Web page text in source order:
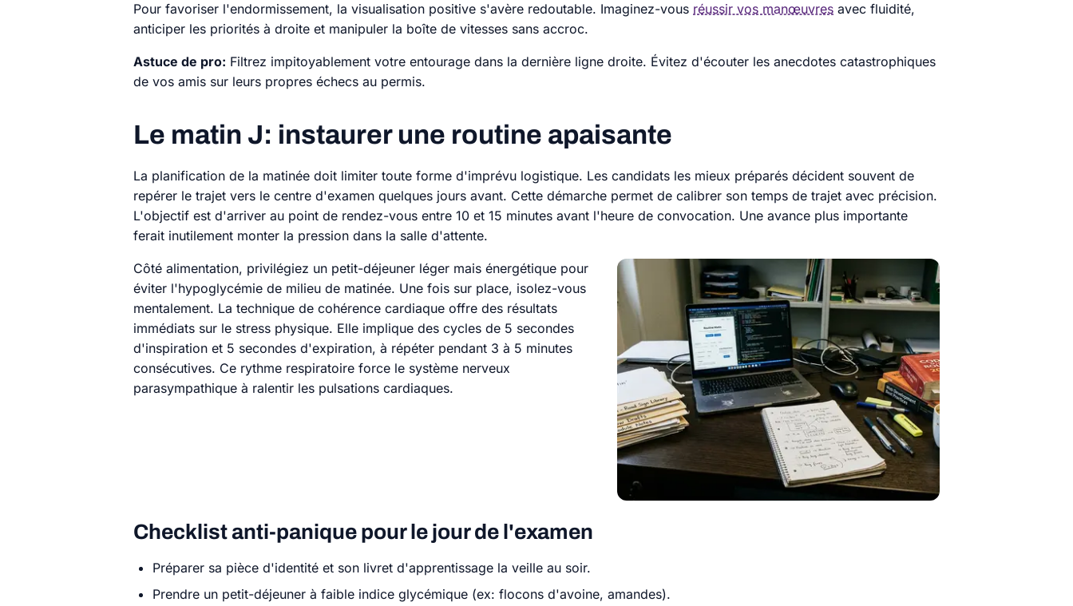
Pour favoriser l'endormissement, la visualisation positive s'avère redoutable. Imaginez-vous réussir vos manœuvres avec fluidité,
anticiper les priorités à droite et manipuler la boîte de vitesses sans accroc.
Astuce de pro: Filtrez impitoyablement votre entourage dans la dernière ligne droite. Évitez d'écouter les anecdotes catastrophiques
de vos amis sur leurs propres échecs au permis.
Le matin J: instaurer une routine apaisante
La planification de la matinée doit limiter toute forme d'imprévu logistique. Les candidats les mieux préparés décident souvent de
repérer le trajet vers le centre d'examen quelques jours avant. Cette démarche permet de calibrer son temps de trajet avec précision.
L'objectif est d'arriver au point de rendez-vous entre 10 et 15 minutes avant l'heure de convocation. Une avance plus importante
ferait inutilement monter la pression dans la salle d'attente.
Côté alimentation, privilégiez un petit-déjeuner léger mais énergétique pour
éviter l'hypoglycémie de milieu de matinée. Une fois sur place, isolez-vous
mentalement. La technique de cohérence cardiaque offre des résultats
immédiats sur le stress physique. Elle implique des cycles de 5 secondes
d'inspiration et 5 secondes d'expiration, à répéter pendant 3 à 5 minutes
consécutives. Ce rythme respiratoire force le système nerveux
parasympathique à ralentir les pulsations cardiaques.
Checklist anti-panique pour le jour de l'examen
Préparer sa pièce d'identité et son livret d'apprentissage la veille au soir.
Prendre un petit-déjeuner à faible indice glycémique (ex: flocons d'avoine, amandes).